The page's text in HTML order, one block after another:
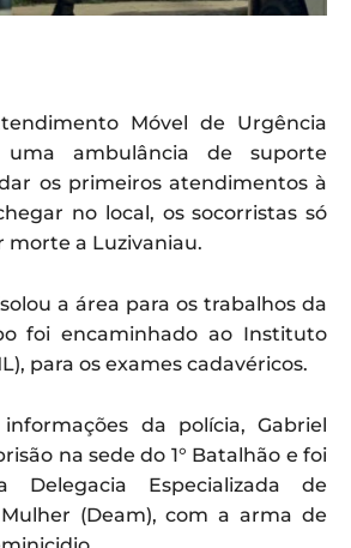
Móvel de Urgência
uma ambulância de suporte
os primeiros atendimentos à
no local, os socorristas só
a Luzivaniau.
a área para os trabalhos da
foi encaminhado ao Instituto
para os exames cadavéricos.
da polícia, Gabriel
na sede do 1° Batalhão e foi
Delegacia Especializada de
(Deam), com a arma de